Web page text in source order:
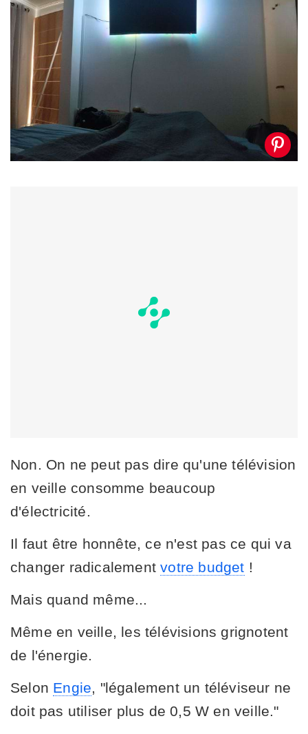
Non. On ne peut pas dire qu'une télévision
en veille consomme beaucoup
d'électricité.
Il faut être honnête, ce n'est pas ce qui va
changer radicalementvotre budget !
Mais quand même...
Même en veille, les télévisions grignotent
de l'énergie.
Selon Engie , "légalement un téléviseur ne
doit pas utiliser plus de 0,5 W en veille."